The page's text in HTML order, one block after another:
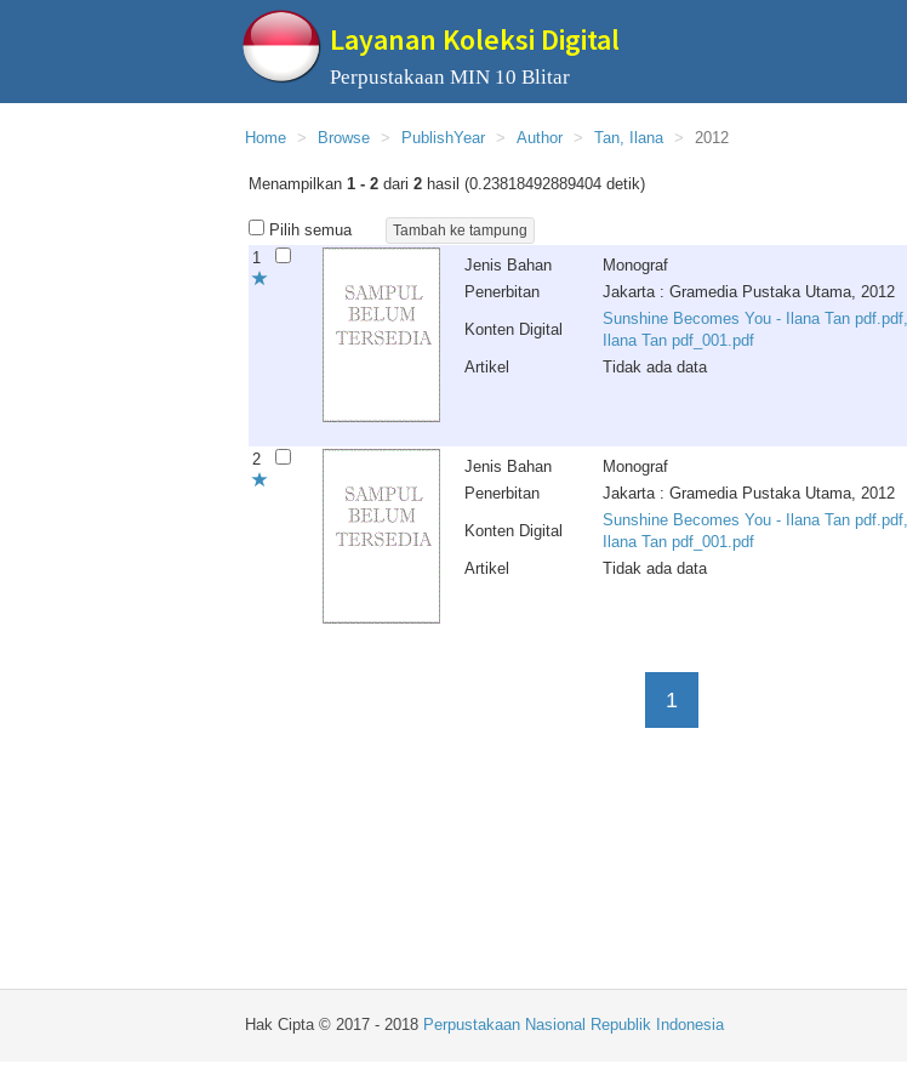
Layanan Koleksi Digital
Perpustakaan MIN 10 Blitar
Home Browse PublishYear Author Tan, Ilana 2012
Menampilkan 1 - 2 dari 2 hasil (0.23818492889404 detik)
Pilih semua
1
Jenis Bahan
Monograf
Penerbitan
Jakarta : Gramedia Pustaka Utama, 2012
Konten Digital
Sunshine Becomes You - Ilana Tan
Ilana Tan pdf_001.pdf
Artikel
Tidak ada data
2 Jenis Bahan
Monograf
Penerbitan
Jakarta : Gramedia Pustaka Utama, 2012
Konten Digital
Sunshine Becomes You - Ilana Tan
Ilana Tan pdf_001.pdf
Artikel
Tidak ada data
1
Hak Cipta © 2017 - 2018 Perpustakaan Nasional Republik Indonesia